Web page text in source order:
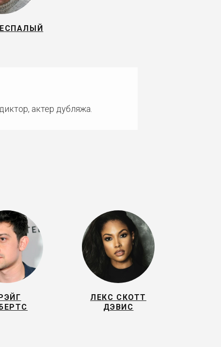
актер дубляжа.
ЛЕКС СКОТТ
ДЭВИС